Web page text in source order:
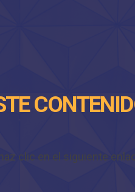
clic en el siguiente